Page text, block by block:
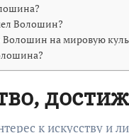
Волошин?
Волошин на мировую
к искусству и